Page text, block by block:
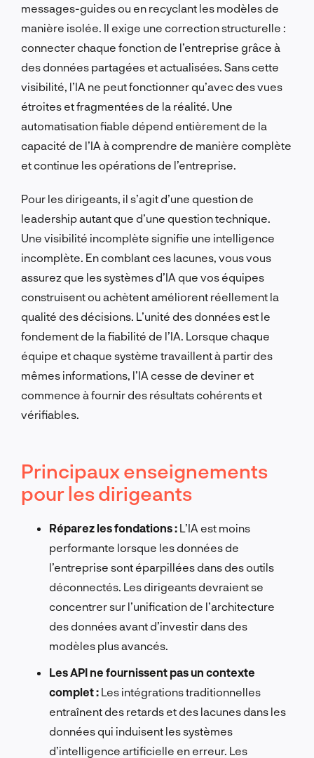
messages-guides ou en recyclant les modèles de
manière isolée. Il exige une correction structurelle :
connecter chaque fonction de l’entreprise grâce à
des données partagées et actualisées. Sans cette
visibilité, l’IA ne peut fonctionner qu’avec des vues
étroites et fragmentées de la réalité. Une
automatisation fiable dépend entièrement de la
capacité de l’IA à comprendre de manière complète
et continue les opérations de l’entreprise.
Pour les dirigeants, il s’agit d’une question de
leadership autant que d’une question technique.
Une visibilité incomplète signifie une intelligence
incomplète. En comblant ces lacunes, vous vous
assurez que les systèmes d’IA que vos équipes
construisent ou achètent améliorent réellement la
qualité des décisions. L’unité des données est le
fondement de la fiabilité de l’IA. Lorsque chaque
équipe et chaque système travaillent à partir des
mêmes informations, l’IA cesse de deviner et
commence à fournir des résultats cohérents et
vérifiables.
Principaux enseignements
pour les dirigeants
Réparez les fondations : L’IA est moins
performante lorsque les données de
l’entreprise sont éparpillées dans des outils
déconnectés. Les dirigeants devraient se
concentrer sur l’unification de l’architecture
des données avant d’investir dans des
modèles plus avancés.
Les API ne fournissent pas un contexte
complet : Les intégrations traditionnelles
entraînent des retards et des lacunes dans les
données qui induisent les systèmes
d’intelligence artificielle en erreur. Les